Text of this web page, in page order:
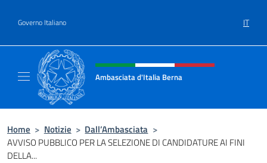
Governo Italiano IT
Intestazione sito, social e menù
Ambasciata d'Italia Berna
Home > Notizie > Dall’Ambasciata >
AVVISO PUBBLICO PER LA SELEZIONE DI CANDIDATURE AI FINI
DELLA...